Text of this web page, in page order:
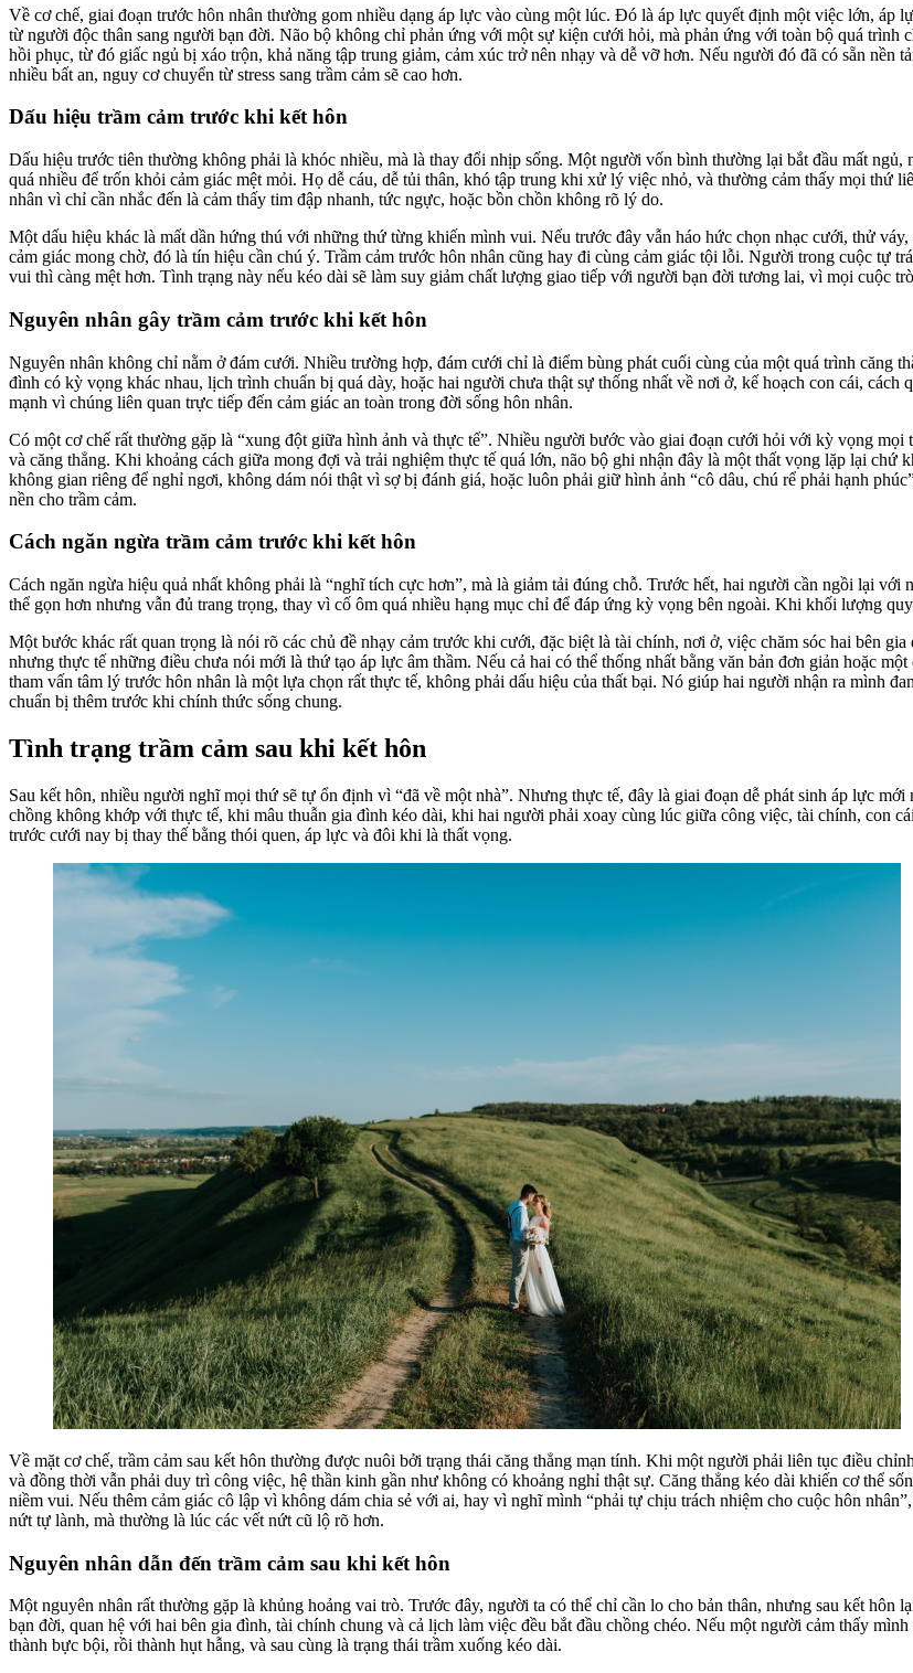
Về cơ chế, giai đoạn trước hôn nhân thường gom nhiều dạng áp lực vào cùng một lúc. Đó là áp lực quyết định một việc lớn, áp
từ người độc thân sang người bạn đời. Não bộ không chỉ phản ứng với một sự kiện cưới hỏi, mà phản ứng với toàn bộ quá trình
hồi phục, từ đó giấc ngủ bị xáo trộn, khả năng tập trung giảm, cảm xúc trở nên nhạy và dễ vỡ hơn. Nếu người đó đã có sẵn nền
nhiều bất an, nguy cơ chuyển từ stress sang trầm cảm sẽ cao hơn.
Dấu hiệu trầm cảm trước khi kết hôn
Dấu hiệu trước tiên thường không phải là khóc nhiều, mà là thay đổi nhịp sống. Một người vốn bình thường lại bắt đầu mất
quá nhiều để trốn khỏi cảm giác mệt mỏi. Họ dễ cáu, dễ tủi thân, khó tập trung khi xử lý việc nhỏ, và thường cảm thấy mọi thứ
nhân vì chỉ cần nhắc đến là cảm thấy tim đập nhanh, tức ngực, hoặc bồn chồn không rõ lý do.
Một dấu hiệu khác là mất dần hứng thú với những thứ từng khiến mình vui. Nếu trước đây vẫn háo hức chọn nhạc cưới, thử
cảm giác mong chờ, đó là tín hiệu cần chú ý. Trầm cảm trước hôn nhân cũng hay đi cùng cảm giác tội lỗi. Người trong cuộc tự
vui thì càng mệt hơn. Tình trạng này nếu kéo dài sẽ làm suy giảm chất lượng giao tiếp với người bạn đời tương lai, vì mọi cuộc
Nguyên nhân gây trầm cảm trước khi kết hôn
Nguyên nhân không chỉ nằm ở đám cưới. Nhiều trường hợp, đám cưới chỉ là điểm bùng phát cuối cùng của một quá trình căng
đình có kỳ vọng khác nhau, lịch trình chuẩn bị quá dày, hoặc hai người chưa thật sự thống nhất về nơi ở, kế hoạch con cái,
mạnh vì chúng liên quan trực tiếp đến cảm giác an toàn trong đời sống hôn nhân.
Có một cơ chế rất thường gặp là “xung đột giữa hình ảnh và thực tế”. Nhiều người bước vào giai đoạn cưới hỏi với kỳ vọng
và căng thẳng. Khi khoảng cách giữa mong đợi và trải nghiệm thực tế quá lớn, não bộ ghi nhận đây là một thất vọng lặp lại
không gian riêng để nghỉ ngơi, không dám nói thật vì sợ bị đánh giá, hoặc luôn phải giữ hình ảnh “cô dâu, chú rể phải hạnh
nền cho trầm cảm.
Cách ngăn ngừa trầm cảm trước khi kết hôn
Cách ngăn ngừa hiệu quả nhất không phải là “nghĩ tích cực hơn”, mà là giảm tải đúng chỗ. Trước hết, hai người cần ngồi lại
thể gọn hơn nhưng vẫn đủ trang trọng, thay vì cố ôm quá nhiều hạng mục chỉ để đáp ứng kỳ vọng bên ngoài. Khi khối lượng
Một bước khác rất quan trọng là nói rõ các chủ đề nhạy cảm trước khi cưới, đặc biệt là tài chính, nơi ở, việc chăm sóc hai bên
nhưng thực tế những điều chưa nói mới là thứ tạo áp lực âm thầm. Nếu cả hai có thể thống nhất bằng văn bản đơn giản hoặc
tham vấn tâm lý trước hôn nhân là một lựa chọn rất thực tế, không phải dấu hiệu của thất bại. Nó giúp hai người nhận ra mình
chuẩn bị thêm trước khi chính thức sống chung.
Tình trạng trầm cảm sau khi kết hôn
Sau kết hôn, nhiều người nghĩ mọi thứ sẽ tự ổn định vì “đã về một nhà”. Nhưng thực tế, đây là giai đoạn dễ phát sinh áp lực
chồng không khớp với thực tế, khi mâu thuẫn gia đình kéo dài, khi hai người phải xoay cùng lúc giữa công việc, tài chính, con
trước cưới nay bị thay thế bằng thói quen, áp lực và đôi khi là thất vọng.
Về mặt cơ chế, trầm cảm sau kết hôn thường được nuôi bởi trạng thái căng thẳng mạn tính. Khi một người phải liên tục điều
và đồng thời vẫn phải duy trì công việc, hệ thần kinh gần như không có khoảng nghỉ thật sự. Căng thẳng kéo dài khiến cơ thể
niềm vui. Nếu thêm cảm giác cô lập vì không dám chia sẻ với ai, hay vì nghĩ mình “phải tự chịu trách nhiệm cho cuộc hôn
nứt tự lành, mà thường là lúc các vết nứt cũ lộ rõ hơn.
Nguyên nhân dẫn đến trầm cảm sau khi kết hôn
Một nguyên nhân rất thường gặp là khủng hoảng vai trò. Trước đây, người ta có thể chỉ cần lo cho bản thân, nhưng sau kết hôn
bạn đời, quan hệ với hai bên gia đình, tài chính chung và cả lịch làm việc đều bắt đầu chồng chéo. Nếu một người cảm thấy
thành bực bội, rồi thành hụt hẫng, và sau cùng là trạng thái trầm xuống kéo dài.